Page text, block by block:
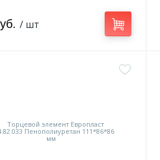
/ шт